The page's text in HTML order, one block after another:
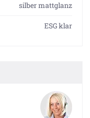
silber mattglanz
ESG klar